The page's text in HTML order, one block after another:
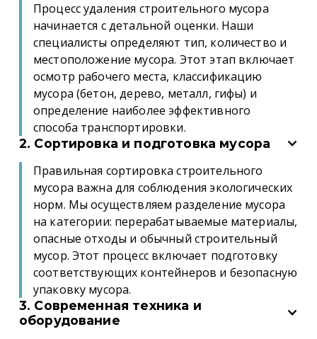
Процесс удаления строительного мусора
начинается с детальной оценки. Наши
специалисты определяют тип, количество и
местоположение мусора. Этот этап включает
осмотр рабочего места, классификацию
мусора (бетон, дерево, металл, гифы) и
определение наиболее эффективного
способа транспортировки.
2. Сортировка и подготовка мусора
Правильная сортировка строительного
мусора важна для соблюдения экологических
норм. Мы осуществляем разделение мусора
на категории: перерабатываемые материалы,
опасные отходы и обычный строительный
мусор. Этот процесс включает подготовку
соответствующих контейнеров и безопасную
упаковку мусора.
3. Современная техника и
оборудование